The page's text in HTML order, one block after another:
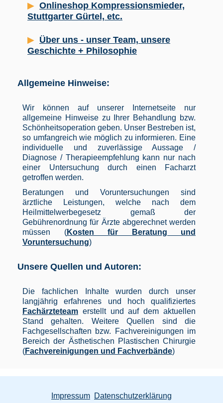
Onlineshop Kompressionsmieder,
Stuttgarter Gürtel, etc.
Über uns - unser Team, unsere
Geschichte + Philosophie
Allgemeine Hinweise:
Wir können auf unserer Internetseite nur
allgemeine Hinweise zu Ihrer Behandlung bzw.
Schönheitsoperation geben. Unser Bestreben ist,
so umfangreich wie möglich zu informieren. Eine
individuelle und zuverlässige Aussage /
Diagnose / Therapieempfehlung kann nur nach
einer Untersuchung durch einen Facharzt
getroffen werden.
Beratungen und Voruntersuchungen sind
ärztliche Leistungen, welche nach dem
Heilmittelwerbegesetz gemaß der
Gebührenordnung für Ärzte abgerechnet werden
müssen (Kosten für Beratung und
Voruntersuchung)
Unsere Quellen und Autoren:
Die fachlichen Inhalte wurden durch unser
langjährig erfahrenes und hoch qualifiziertes
Fachärzteteam erstellt und auf dem aktuellen
Stand gehalten. Weitere Quellen sind die
Fachgesellschaften bzw. Fachvereinigungen im
Bereich der Ästhetischen Plastischen Chirurgie
(Fachvereinigungen und Fachverbände)
Impressum Datenschutzerklärung